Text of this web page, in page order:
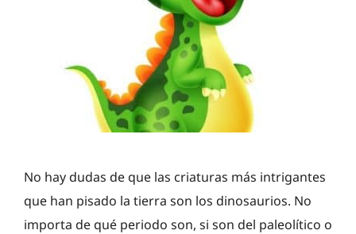
No hay dudas de que las criaturas más intrigantes
que han pisado la tierra son los dinosaurios. No
importa de qué periodo son, si son del paleolítico o